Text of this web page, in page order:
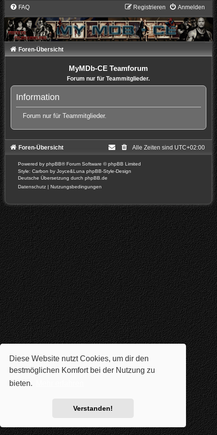
Diese Website nutzt Cookies, um dir den
bestmöglichen Komfort bei der Nutzung zu
bieten.
Verstanden!
FAQ Anmelden
Registrieren
Foren-Übersicht
MyMDb-CE Teamforum
Forum nur für Teammitglieder.
Information
Forum nur für Teammitglieder.
Foren-Übersicht Alle Zeiten sind UTC+02:00
Powered by phpBB® Forum Software © phpBB Limited
Style: Carbon by Joyce&Luna phpBB-Style-Design
Deutsche Übersetzung durch phpBB.de
Datenschutz | Nutzungsbedingungen